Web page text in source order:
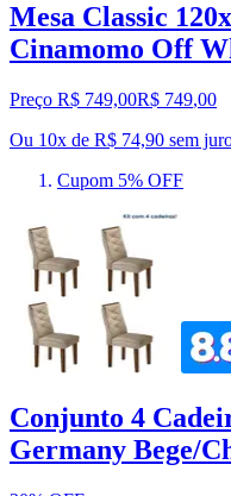
Mesa Classic
Cinamomo Off
Preço R$ 749,00R$ 749,00
Ou 10x de R$ 74,90 sem
Cupom 5% OFF
Conjunto 4
Germany Bege/